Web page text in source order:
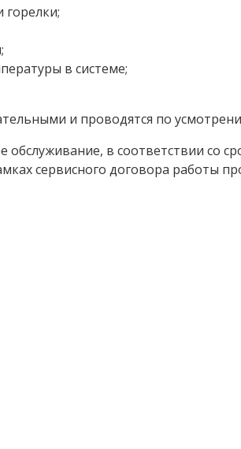
в системе;
и проводятся по
в соответствии со
сервисного договора работы